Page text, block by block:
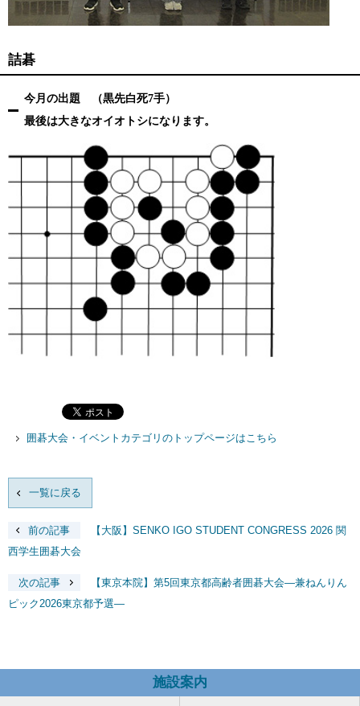
詰碁
今月の出題 （黒先白死7手）
最後は大きなオイオトシになります。
囲碁大会・イベントカテゴリのトップページはこちら
一覧に戻る
前の記事
【大阪】SENKO IGO STUDENT CONGRESS 2026 関
西学生囲碁大会
次の記事
【東京本院】第5回東京都高齢者囲碁大会―兼ねんりん
ピック2026東京都予選―
施設案内